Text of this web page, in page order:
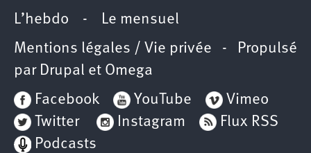
L’hebdo - Le mensuel
Mentions légales / Vie privée - Propulsé
par Drupal et Omega
Facebook
YouTube
Vimeo
Twitter
Instagram
Flux RSS
Podcasts